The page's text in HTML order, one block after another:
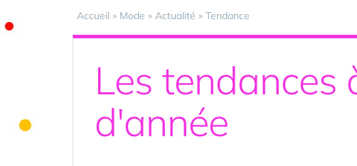
Accueil » Mode » Actualité » Tendance
Les tendances
d'année